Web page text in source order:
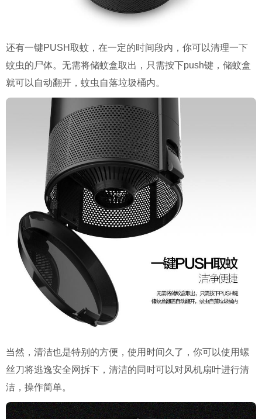
还有一键PUSH取蚊，在一定的时间段内，你可以清理一下
蚊虫的尸体。无需将储蚊盒取出，只需按下push键，储蚊盒
就可以自动翻开，蚊虫自落垃圾桶内。
当然，清洁也是特别的方便，使用时间久了，你可以使用螺
丝刀将逃逸安全网拆下，清洁的同时可以对风机扇叶进行清
洁，操作简单。